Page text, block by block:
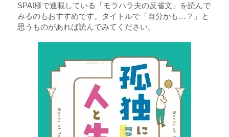
SPA!様で連載している「モラハラ夫の反省文」を読んで
みるのもおすすめです。タイトルで「自分かも…？」と
思うものがあれば読んでみてください。